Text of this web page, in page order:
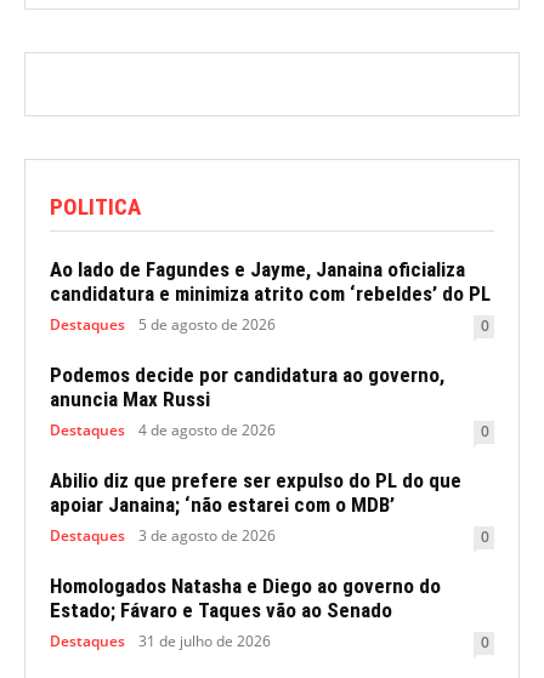
POLITICA
Ao lado de Fagundes e Jayme, Janaina oficializa
candidatura e minimiza atrito com ‘rebeldes’ do PL
Destaques 5 de agosto de 2026 0
Podemos decide por candidatura ao governo,
anuncia Max Russi
Destaques 4 de agosto de 2026 0
Abilio diz que prefere ser expulso do PL do que
apoiar Janaina; ‘não estarei com o MDB’
Destaques 3 de agosto de 2026 0
Homologados Natasha e Diego ao governo do
Estado; Fávaro e Taques vão ao Senado
Destaques 31 de julho de 2026 0